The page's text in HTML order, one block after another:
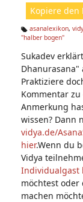
Kopiere den
Ta
s:
asanalexikon,
"halber bogen"
Sukadev
Dhanurasana"
Praktiziere
Kommentar
Anmerkung
wissen? Dann
vidya.de/Asana
hier.Wenn du
Vidya
Individualgast
möchtest oder
machen